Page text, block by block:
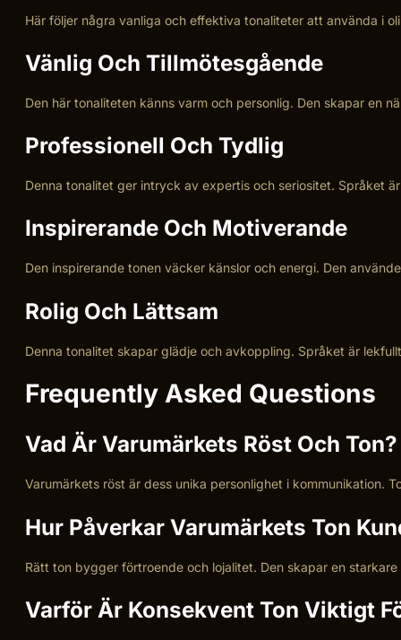
Här följer några vanliga och effektiva tonaliteter att använda i
Vänlig Och Tillmötesgående
Den här tonaliteten känns varm och personlig. Den skapar en
Professionell Och Tydlig
Denna tonalitet ger intryck av expertis och seriositet. Språket
Inspirerande Och Motiverande
Den inspirerande tonen väcker känslor och energi. Den
Rolig Och Lättsam
Denna tonalitet skapar glädje och avkoppling. Språket är
Frequently Asked Questions
Vad Är Varumärkets Röst Och Ton?
Varumärkets röst är dess unika personlighet i kommunikation.
Hur Påverkar Varumärkets Ton
Rätt ton bygger förtroende och lojalitet. Den skapar en
Varför Är Konsekvent Ton Viktigt